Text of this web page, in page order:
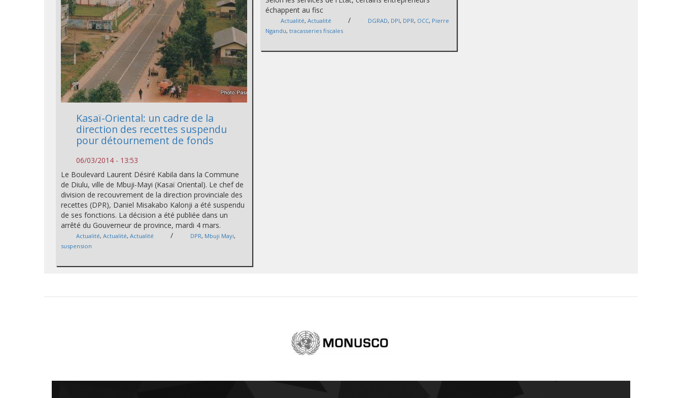
Kasaï-Oriental: un cadre de la
direction des recettes suspendu
pour détournement de fonds
06/03/2014 - 13:53
Le Boulevard Laurent Désiré Kabila dans la Commune
de Diulu, ville de Mbuji-Mayi (Kasaï Oriental). Le chef de
division de recouvrement de la direction provinciale des
recettes (DPR), Daniel Misakabo Kalonji a été suspendu
de ses fonctions. La décision a été publiée dans un
arrêté du Gouverneur de province, mardi 4 mars.
Actualité,Actualité,Actualité / DPR, Mbuji Mayi,
suspension
échappent au fisc
Actualité,Actualité / DGRAD, DPI, DPR, OCC, Pierre
Ngandu,tracasseries fiscales